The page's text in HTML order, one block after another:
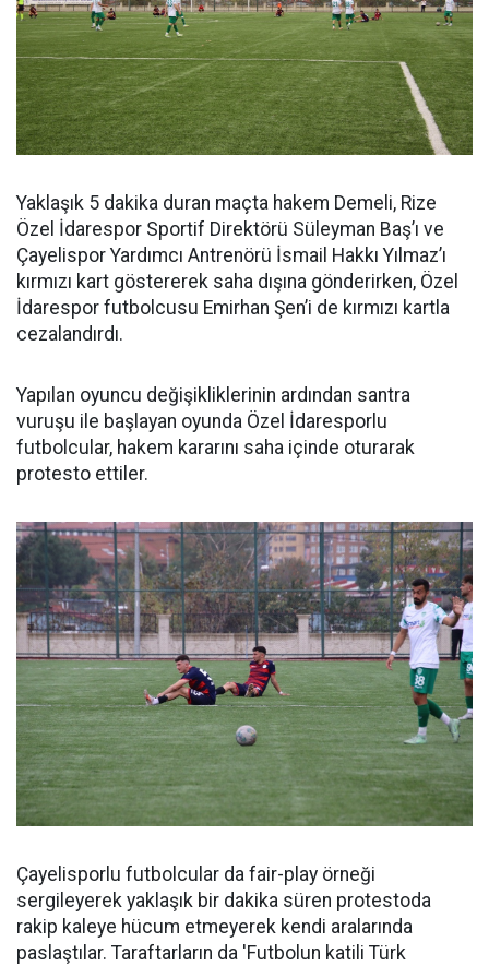
Yaklaşık 5 dakika duran maçta hakem Demeli, Rize
Özel İdarespor Sportif Direktörü Süleyman Baş’ı ve
Çayelispor Yardımcı Antrenörü İsmail Hakkı Yılmaz’ı
kırmızı kart göstererek saha dışına gönderirken, Özel
İdarespor futbolcusu Emirhan Şen’i de kırmızı kartla
cezalandırdı.
Yapılan oyuncu değişikliklerinin ardından santra
vuruşu ile başlayan oyunda Özel İdaresporlu
futbolcular, hakem kararını saha içinde oturarak
protesto ettiler.
Çayelisporlu futbolcular da fair-play örneği
sergileyerek yaklaşık bir dakika süren protestoda
rakip kaleye hücum etmeyerek kendi aralarında
paslaştılar. Taraftarların da 'Futbolun katili Türk